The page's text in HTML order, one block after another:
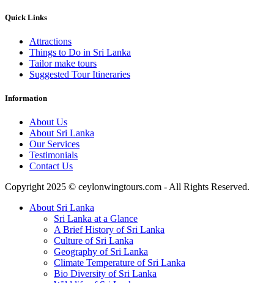
Quick Links
Attractions
Things to Do in Sri Lanka
Tailor make tours
Suggested Tour Itineraries
Information
About Us
About Sri Lanka
Our Services
Testimonials
Contact Us
Copyright 2025 © ceylonwingtours.com - All Rights Reserved.
About Sri Lanka
Sri Lanka at a Glance
A Brief History of Sri Lanka
Culture of Sri Lanka
Geography of Sri Lanka
Climate Temperature of Sri Lanka
Bio Diversity of Sri Lanka